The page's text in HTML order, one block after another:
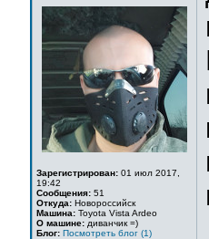
Зарегистрирован: 01 июл 2017,
19:42
Сообщения: 51
Откуда: Новороссийск
Машина: Toyota Vista Ardeo
О машине: диванчик =)
Блог: Посмотреть блог (1)